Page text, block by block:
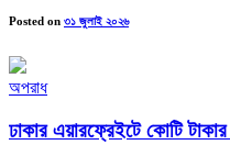
Posted on ৩১ জুলাই ২০২৬
অপরাধ
ঢাকার এয়ারফ্রেইটে কোটি